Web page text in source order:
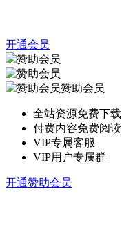
开通会员
赞助会员
全站资源免费下载
付费内容免费阅读
VIP专属客服
VIP用户专属群
开通赞助会员